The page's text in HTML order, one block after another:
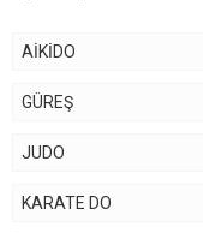
AİKİDO
GÜREŞ
JUDO
KARATE DO